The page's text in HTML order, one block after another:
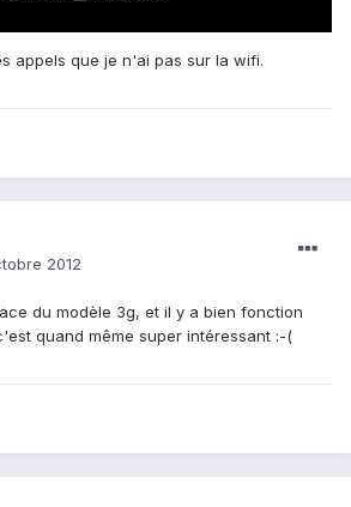
appels que je n'ai pas sur la wifi.
2012
du modèle 3g, et il y a bien fonction
quand même super intéressant :-(